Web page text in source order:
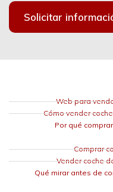
Solicitar
Web para
Cómo vender
Por qué
Comprar
Vender coche
Qué mirar antes de